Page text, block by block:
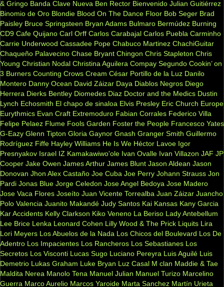
& Gringo Banda Clave Nueva Ben Rector Bienvenido Julian Guitiérrez
Binomio de Oro Blondie Blood On The Dance Floor Bob Seger Brad
Paisley Bruce Springsteen Bryan Adams Bulmaro Bermúdez Burning
CD9 Cafe Quijano Carl Orff Carlos Carabajal Carlos Puebla Carminho
Carrie Underwood Cassadee Pope Chabuco Martinez ChachiGuitar
Chaqueño Palavecino Chase Bryant Chingon Chris Stapleton Chris
Young Christian Nodal Christina Aguilera Compay Segundo Cookin’ on
3 Burners Counting Crows Cream César Portillo de la Luz Danilo
Montero Danny Ocean David Záizar Daya Diablos Negros Diego
Herrera Dierks Bentley Diomedes Diaz Doctor and the Medics Dustin
Lynch Echosmith El chapo de sinaloa Elvis Presley Eric Church Europe
Eurythmics Evan Craft Extremoduro Fabian Corrales Federico Villa
Felipe Pelaez Flume Fools Garden Foster the People Francesco Yates
G-Eazy Glenn Tipton Gloria Gaynor Gnash Granger Smith Guillermo
Rodríguez Fiffe Hayley Williams He Is We Héctor Lavoe Igor
Presnyakov Israel IZ Kamakawiwo'ole Ivan Ovalle Ivan Villazon JAF JP
Cooper Jake Owen James Arthur James Blunt Jason Aldean Jason
Donovan Jhon Alex Castaño Joe Cuba Joe Perry Johann Strauss Jon
Pardi Jonas Blue Jorge Celedon Jose Angel Bedoya Jose Madero
Jose Vaca Flores Joseíto Juan Vicente Torrealba Juan Záizar Juancho
Polo Valencia Juanito Makandé Judy Santos Kai Kansas Kany Garcia
Kar Accidents Kelly Clarkson Kiko Veneno La Beriso Lady Antebellum
Lee Brice Lenka Leonard Cohen Lilly Wood & The Prick Liquits Lira
Lori Meyers Los Abuelos de la Nada Los Chicos del Boulevard Los De
Adentro Los Impacientes Los Rancheros Los Sebastianes Los
Secretos Los Visconti Lucas Sugo Luciano Pereyra Luis Aguilé Luis
Demetrio Lukas Graham Luke Bryan Luz Casal M clan Maddie & Tae
Maldita Nerea Manolo Tena Manuel Julian Manuel Turizo Marcelino
Guerra Marco Aurelio Marcos Yaroide Marta Sanchez Martín Urieta